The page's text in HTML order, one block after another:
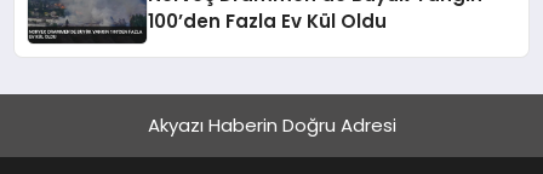
100’den Fazla Ev Kül Oldu
Akyazı Haberin Doğru Adresi